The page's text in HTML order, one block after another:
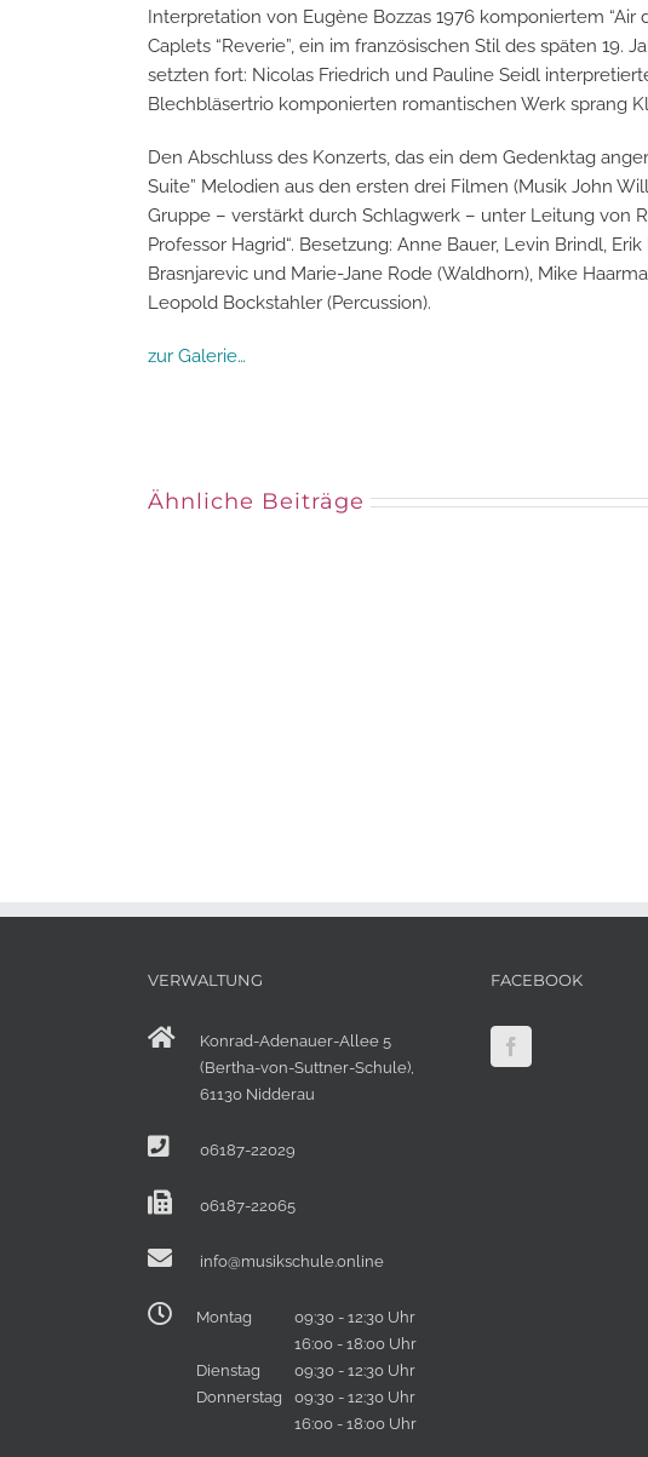
Interpretation von Eugène Bozzas 1976 komponiertem
Caplets “Reverie”, ein im französischen Stil des späten
setzten fort: Nicolas Friedrich und Pauline Seidl
Blechbläsertrio komponierten romantischen Werk sprang
Den Abschluss des Konzerts, das ein dem Gedenktag
Suite” Melodien aus den ersten drei Filmen (Musik John
Gruppe – verstärkt durch Schlagwerk – unter Leitung von
Professor Hagrid“. Besetzung: Anne Bauer, Levin Brindl,
Brasnjarevic und Marie-Jane Rode (Waldhorn), Mike
Leopold Bockstahler (Percussion).
zur Galerie…
Ähnliche Beiträge
VERWALTUNG
Konrad-Adenauer-Allee 5
(Bertha-von-Suttner-Schule),
61130 Nidderau
06187-22029
06187-22065
info@musikschule.online
Montag
09:30 - 12:30 Uhr
16:00 - 18:00 Uhr
Dienstag
09:30 - 12:30 Uhr
Donnerstag
09:30 - 12:30 Uhr
16:00 - 18:00 Uhr
FACEBOOK